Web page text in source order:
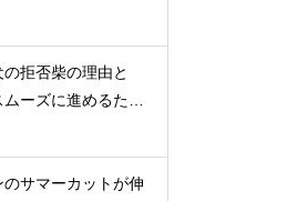
拒否柴の理由と
ーズに進めるため
サマーカットが伸